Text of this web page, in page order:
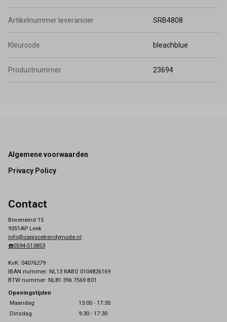
Artikelnummer leverancier SRB4808
Kleurcode bleachblue
Productnummer 23694
Footer
Algemene voorwaarden
Privacy Policy
Contact
Boveneind 15
9351AP Leek
info@capiscetrendymode.nl
☎️0594-513853
KvK: 04076279
IBAN nummer: NL13 RABO 0104826169
BTW nummer: NL81 396 7569 B01
Openingstijden
Maandag
13:00 - 17:30
Dinsdag
9:30 - 17:30